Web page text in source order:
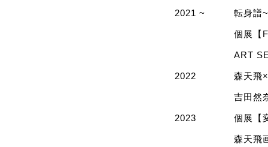
2021 ~ 転身譜
個展【
ART
2022 森天飛
吉田然
2023 個展【
森天飛